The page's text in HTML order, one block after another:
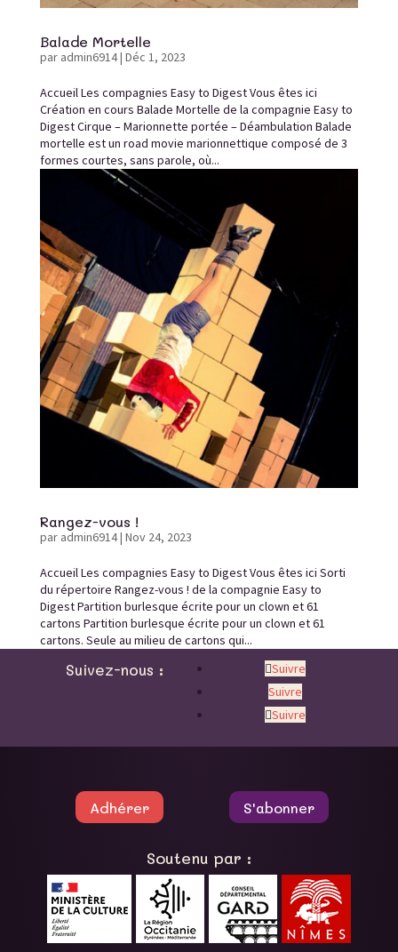
Balade Mortelle
par admin6914| Déc 1, 2023
Accueil Les compagnies Easy to Digest Vous êtes ici
Création en cours Balade Mortelle de la compagnie Easy to
Digest Cirque – Marionnette portée – Déambulation Balade
mortelle est un road movie marionnettique composé de 3
formes courtes, sans parole, où...
Rangez-vous !
par admin6914| Nov 24, 2023
Accueil Les compagnies Easy to Digest Vous êtes ici Sorti
du répertoire Rangez-vous ! de la compagnie Easy to
Digest Partition burlesque écrite pour un clown et 61
cartons Partition burlesque écrite pour un clown et 61
cartons. Seule au milieu de cartons qui...
Suivez-nous :
Suivre
Suivre
Suivre
Adhérer S'abonner
Soutenu par :